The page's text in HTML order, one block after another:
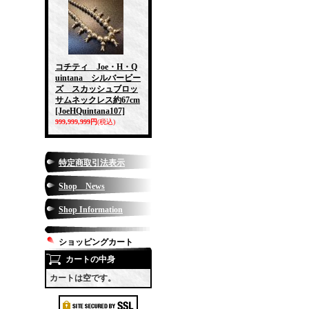
コチティ Joe・H・Q
uintana シルバービー
ズ スカッシュブロッ
サムネックレス約67cm
[JoeHQuintana107]
999,999,999円(税込)
特定商取引法表示
Shop News
Shop Information
ショッピングカート
カートの中身
カートは空です。